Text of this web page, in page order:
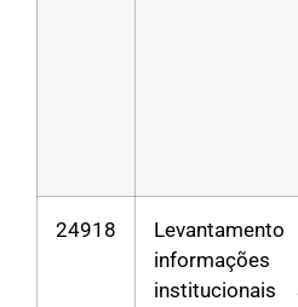
24918
informações
institucionais